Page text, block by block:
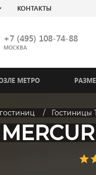
КОНТАКТЫ
+7 (495) 108-74-88
МОСКВА
МЕТРО
Гостиницы